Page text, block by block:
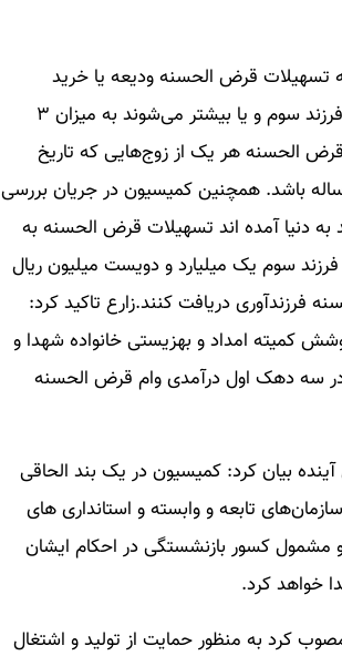
قرض الحسنه ودیعه یا خرید
مسکن برای خانواده‌های فاقد مسکنی که از ابتدای سال ۹۹ به بعد صاحب فرزند سوم و یا بیشتر می‌شوند به میزان ۳
الحسنه هر یک از زوج‌هایی که تاریخ
آنها بعد از ۱۴۰۱.۱.۱ است مبلغ ۳ میلیارد ریال و با دوره بازپرداخت ۱۰ ساله باشد. همچنین کمیسیون در جریان بررسی
بودجه مصوب کرد که برای فرزندانی که از سال ۱۴۰۲ به بعد به دنیا آمده اند تسهیلات قرض الحسنه به
فرزند دوم ۸۰۰ میلیون ریال به ازای فرزند سوم یک میلیارد و دویست میلیون ریال
فرزندآوری دریافت کنند.زارع تاکید کرد:
کمیته امداد و بهزیستی خانواده شهدا و
در سه دهک اول درآمدی وام قرض الحسنه
بیان کرد: کمیسیون در یک بند الحاقی
تابعه و وابسته و استانداری های
کسور بازنشستگی در احکام ایشان
خواهد کرد.
در جریان بررسی تبصره ۲ لایحه بودجه مصوب کرد به منظور حمایت از تولید و اشتغال